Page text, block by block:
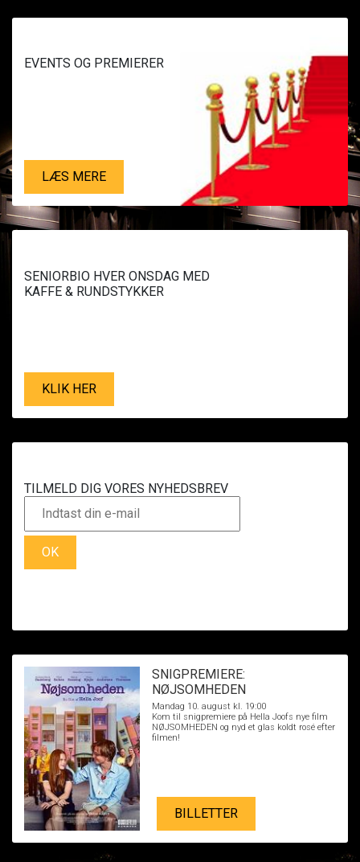
EVENTS OG PREMIERER
LÆS MERE
SENIORBIO HVER ONSDAG MED
KAFFE & RUNDSTYKKER
KLIK HER
TILMELD DIG VORES NYHEDSBREV
OK
SNIGPREMIERE:
NØJSOMHEDEN
Mandag 10. august kl. 19:00
Kom til snigpremiere på Hella Joofs nye film
NØJSOMHEDEN og nyd et glas koldt rosé efter
filmen!
BILLETTER